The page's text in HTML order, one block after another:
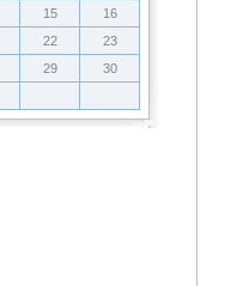
15
16
22
23
29
30